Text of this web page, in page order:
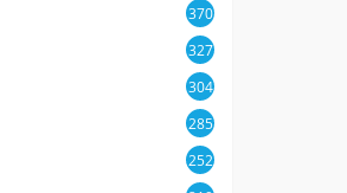
370
327
304
285
252